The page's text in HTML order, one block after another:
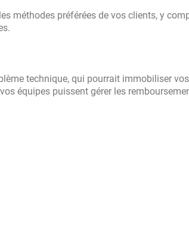
méthodes préférées de vos clients, y
technique, qui pourrait immobiliser
équipes puissent gérer les